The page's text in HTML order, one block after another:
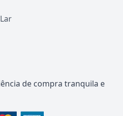
de compra tranquila e